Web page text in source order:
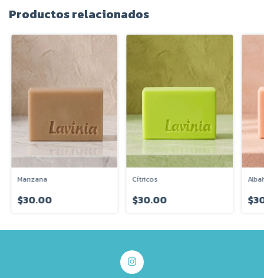
Productos relacionados
Manzana
$30.00
Cítricos
$30.00